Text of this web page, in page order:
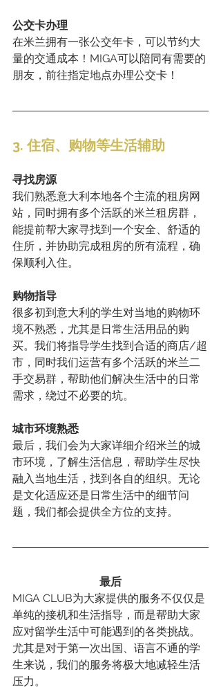
公交卡办理
在米兰拥有一张公交年卡，可以节约大
量的交通成本！MIGA可以陪同有需要的
朋友，前往指定地点办理公交卡！
3. 住宿、购物等生活辅助
寻找房源
我们熟悉意大利本地各个主流的租房网
站，同时拥有多个活跃的米兰租房群，
能提前帮大家寻找到一个安全、舒适的
住所，并协助完成租房的所有流程，确
保顺利入住。
购物指导
很多初到意大利的学生对当地的购物环
境不熟悉，尤其是日常生活用品的购
买。我们将指导学生找到合适的商店/超
市，同时我们运营有多个活跃的米兰二
手交易群，帮助他们解决生活中的日常
需求，绕过不必要的坑。
城市环境熟悉
最后，我们会为大家详细介绍米兰的城
市环境，了解生活信息，帮助学生尽快
融入当地生活，找到各自的组织。无论
是文化适应还是日常生活中的细节问
题，我们都会提供全方位的支持。
最后
MIGA CLUB为大家提供的服务不仅仅是
单纯的接机和生活指导，而是帮助大家
应对留学生活中可能遇到的各类挑战。
尤其是对于第一次出国、语言不通的学
生来说，我们的服务将极大地减轻生活
压力。